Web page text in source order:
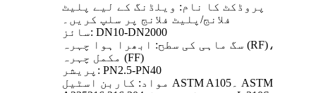
پروڈکٹ کا نام: ویلڈنگ کے لیے پلیٹ
فلانج/پلیٹ فلانج پر سلپ کریں۔
سائز: DN10-DN2000
سگ ماہی کی سطح: ابھرا ہوا چہرہ (RF)،
مکمل چہرہ (FF)
پریشر: PN2.5-PN40
مواد: کاربن اسٹیل ASTM A105۔ ASTM